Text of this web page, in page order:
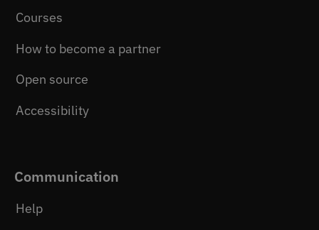
Courses
How to become a partner
Open source
Accessibility
Communication
Help